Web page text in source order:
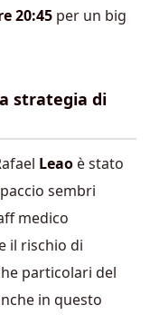
20:45 per un big
strategia di
Leao è stato
sembri
medico
il rischio di
particolari del
in questo